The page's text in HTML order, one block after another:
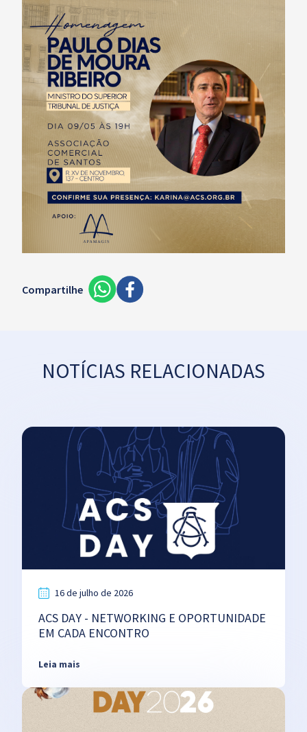
Compartilhe
NOTÍCIAS RELACIONADAS
16 de julho de 2026
ACS DAY - NETWORKING E OPORTUNIDADE
EM CADA ENCONTRO
Leia mais